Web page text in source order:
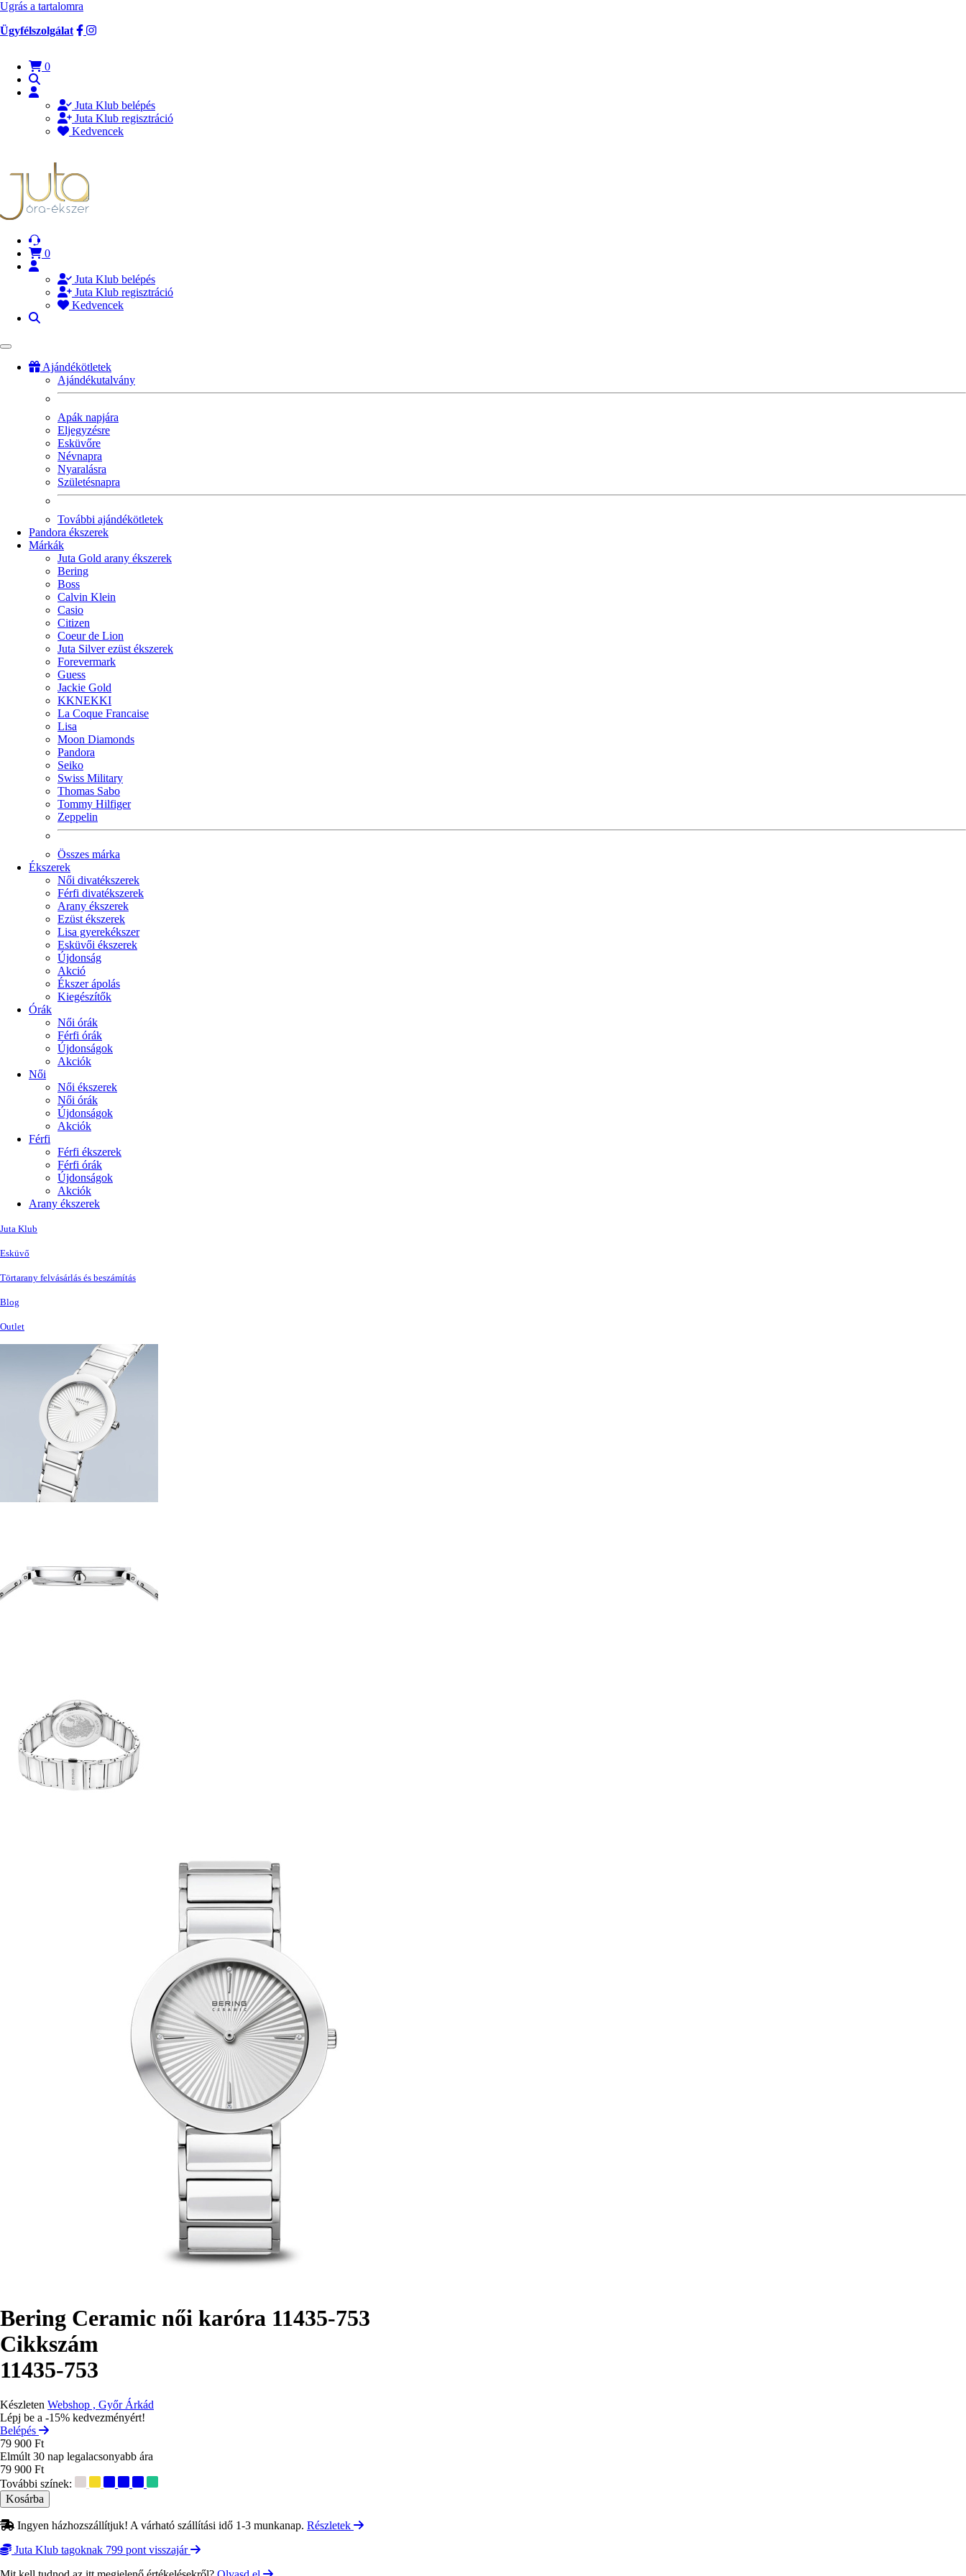
Ugrás a tartalomra
Ügyfélszolgálat
0
Juta Klub belépés
Juta Klub regisztráció
Kedvencek
0
Juta Klub belépés
Juta Klub regisztráció
Kedvencek
Ajándékötletek
Ajándékutalvány
Apák napjára
Eljegyzésre
Esküvőre
Névnapra
Nyaralásra
Születésnapra
További ajándékötletek
Pandora ékszerek
Márkák
Juta Gold arany ékszerek
Bering
Boss
Calvin Klein
Casio
Citizen
Coeur de Lion
Juta Silver ezüst ékszerek
Forevermark
Guess
Jackie Gold
KKNEKKI
La Coque Francaise
Lisa
Moon Diamonds
Pandora
Seiko
Swiss Military
Thomas Sabo
Tommy Hilfiger
Zeppelin
Összes márka
Ékszerek
Női divatékszerek
Férfi divatékszerek
Arany ékszerek
Ezüst ékszerek
Lisa gyerekékszer
Esküvői ékszerek
Újdonság
Akció
Ékszer ápolás
Kiegészítők
Órák
Női órák
Férfi órák
Újdonságok
Akciók
Női
Női ékszerek
Női órák
Újdonságok
Akciók
Férfi
Férfi ékszerek
Férfi órák
Újdonságok
Akciók
Arany ékszerek
Juta Klub
Esküvő
Törtarany felvásárlás és beszámítás
Blog
Outlet
Bering Ceramic női karóra 11435-753
Cikkszám
11435-753
Készleten Webshop , Győr Árkád
Lépj be a -15% kedvezményért!
Belépés
79 900 Ft
Elmúlt 30 nap legalacsonyabb ára
79 900 Ft
További színek:
Ingyen házhozszállítjuk! A várható szállítási idő 1-3 munkanap. Részletek
Juta Klub tagoknak 799 pont visszajár